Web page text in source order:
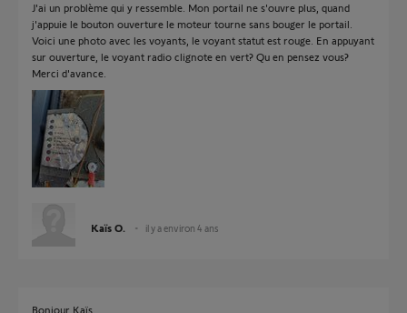
J'ai un problème qui y ressemble. Mon portail ne s'ouvre plus, quand
j'appuie le bouton ouverture le moteur tourne sans bouger le portail.
Voici une photo avec les voyants, le voyant statut est rouge. En appuyant
sur ouverture, le voyant radio clignote en vert? Qu en pensez vous?
Merci d'avance.
Kaïs O. il y a environ 4 ans
Bonjour Kaïs,